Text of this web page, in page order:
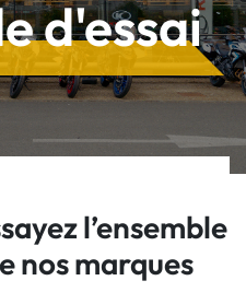
d'essai
l’ensemble
nos marques